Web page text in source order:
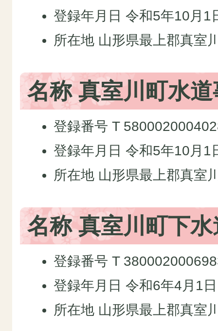
登録年月日 令和5年10月1
所在地 山形県最上郡真室
名称 真室川町水
登録番号 T
登録年月日 令和5年10月1
所在地 山形県最上郡真室
名称 真室川町下
登録番号 T
登録年月日 令和6年4月1日
所在地 山形県最上郡真室